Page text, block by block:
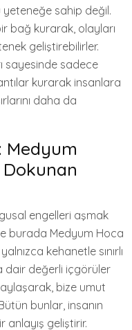
yeteneğe sahip değil.
bağ kurarak, olayları
geliştirebilirler.
sayesinde sadece
kurarak insanlara
daha da
Medyum
Dokunan
engelleri aşmak
burada Medyum Hoca
kehanetle sınırlı
dair değerli içgörüler
bize umut
bunlar, insanın
anlayış geliştirir.